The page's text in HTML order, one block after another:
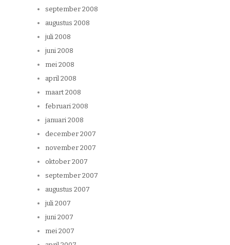
september 2008
augustus 2008
juli 2008
juni 2008
mei 2008
april 2008
maart 2008
februari 2008
januari 2008
december 2007
november 2007
oktober 2007
september 2007
augustus 2007
juli 2007
juni 2007
mei 2007